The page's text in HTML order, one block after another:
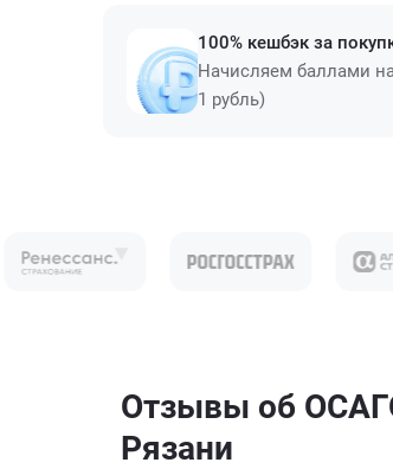
100% кешбэк за
Начисляем баллами
1 рубль)
Отзывы об
Рязани